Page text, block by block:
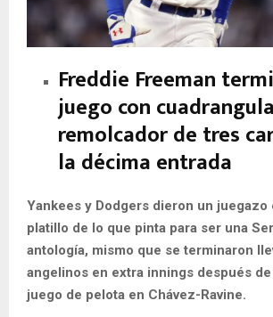
Freddie Freeman
juego con
remolcador de tres
la décima entrada
Yankees y Dodgers dieron un juegazo
platillo de lo que pinta para ser una
antología, mismo que se terminaron
angelinos en extra innings después
juego de pelota en Chávez-Ravine.